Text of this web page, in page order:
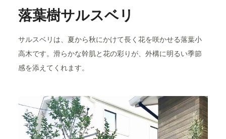
落葉樹サルスベリ
サルスベリは、夏から秋にかけて長く花を咲かせる落葉小
高木です。滑らかな幹肌と花の彩りが、外構に明るい季節
感を添えてくれます。